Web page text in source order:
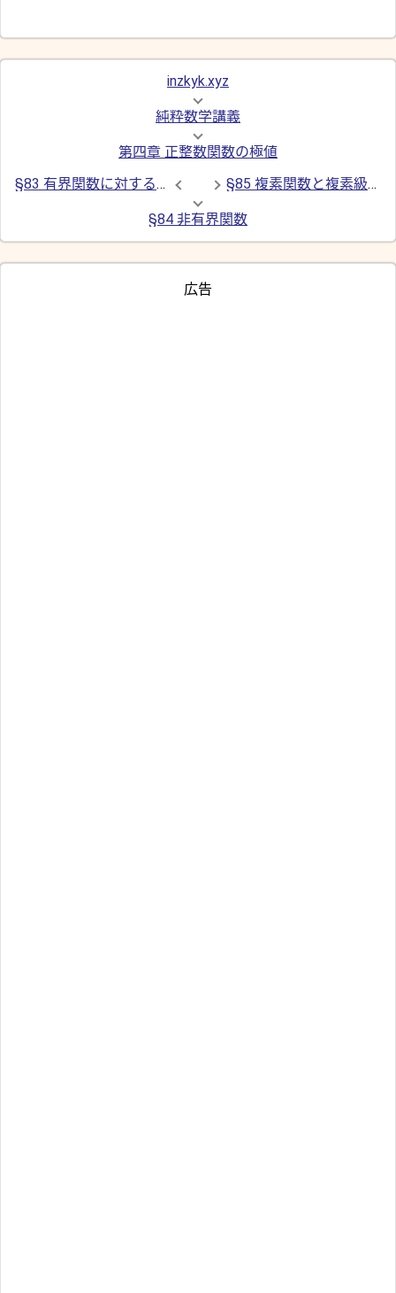
inzkyk.xyz
純粋数学講義
第四章 正整数関数の極値
§83 有界関数に対する収束の基本原則 (コーシーの収束判定法)
§85 複素関数と複素級数の極限
§84 非有界関数
広告